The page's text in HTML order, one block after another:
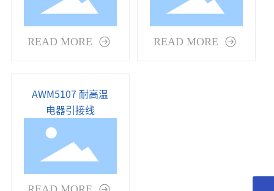
READ MORE READ MORE
AWM5107 耐高温
电器引接线